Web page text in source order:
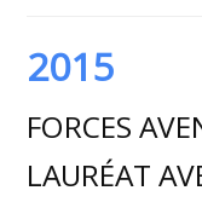
2015
FORCES
LAURÉAT